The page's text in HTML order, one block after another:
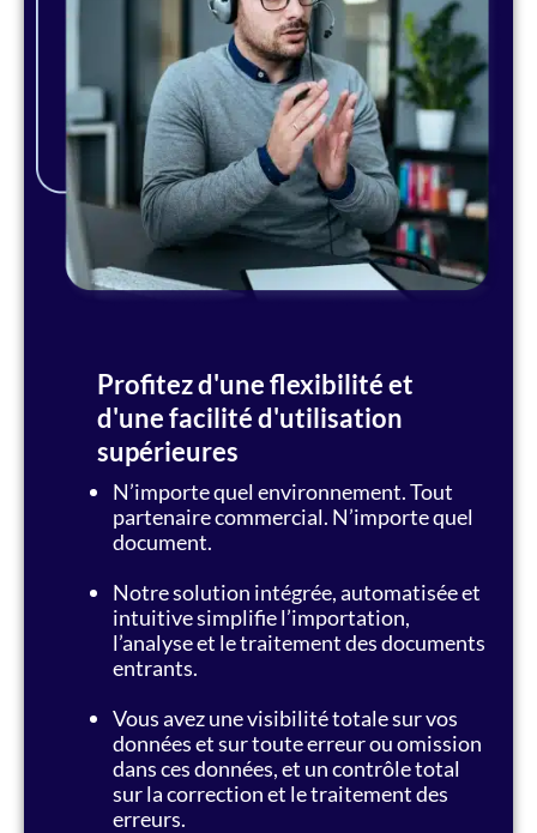
Profitez d'une flexibilité et
d'une facilité d'utilisation
supérieures
N’importe quel environnement. Tout
partenaire commercial. N’importe quel
document.
Notre solution intégrée, automatisée et
intuitive simplifie l’importation,
l’analyse et le traitement des documents
entrants.
Vous avez une visibilité totale sur vos
données et sur toute erreur ou omission
dans ces données, et un contrôle total
sur la correction et le traitement des
erreurs.